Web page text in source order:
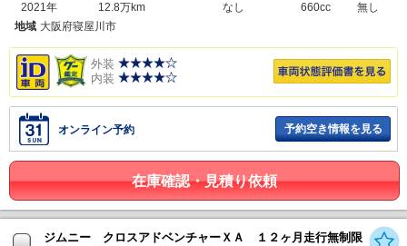
2021年
12.8万km
なし
660cc
無し
地域 大阪府寝屋川市
外装
内装
オンライン予約 予約空き情報を見る
在庫確認・見積り依頼
ジムニー クロスアドベンチャーＸＡ １２ヶ月走行無制限